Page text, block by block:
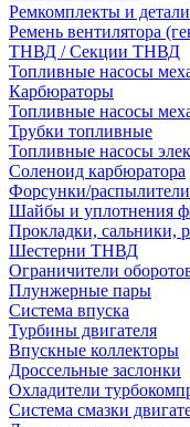
Ремкомплекты и
Ремень вентилятора
ТНВД / Секции ТНВД
Топливные насосы
Карбюраторы
Топливные насосы
Трубки топливные
Топливные насосы
Соленоид карбюратора
Форсунки/распылители
Шайбы и уплотнения
Прокладки, сальники,
Шестерни ТНВД
Ограничители
Плунжерные пары
Система впуска
Турбины двигателя
Впускные коллекторы
Дроссельные заслонки
Охладители
Система смазки